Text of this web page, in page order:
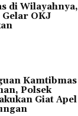
di Wilayahnya,
OKJ
Kamtibmas
Polsek
Giat Apel